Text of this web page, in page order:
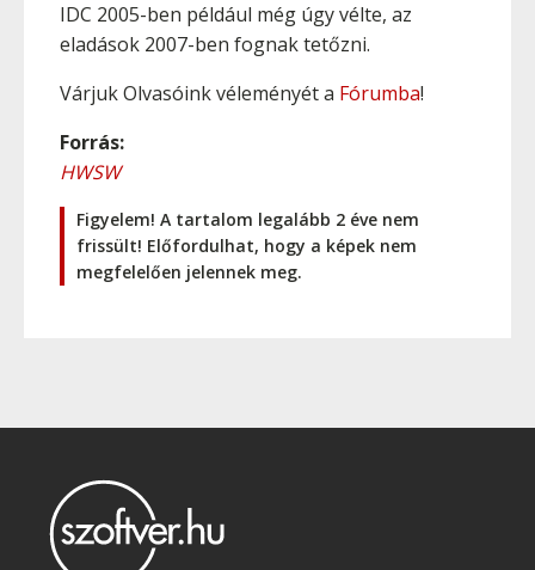
IDC 2005-ben például még úgy vélte, az
eladások 2007-ben fognak tetőzni.
Várjuk Olvasóink véleményét a Fórumba!
Forrás:
HWSW
Figyelem! A tartalom legalább 2 éve nem
frissült! Előfordulhat, hogy a képek nem
megfelelően jelennek meg.